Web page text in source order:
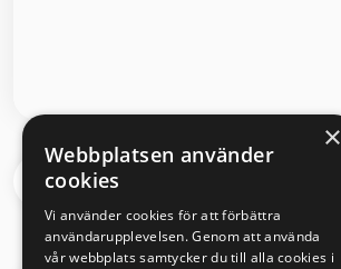
Segloravägen 6 504 64 Borås
×
Webbplatsen använder
cookies
Vi använder cookies för att förbättra
användarupplevelsen. Genom att använda
vår webbplats samtycker du till alla cookies i